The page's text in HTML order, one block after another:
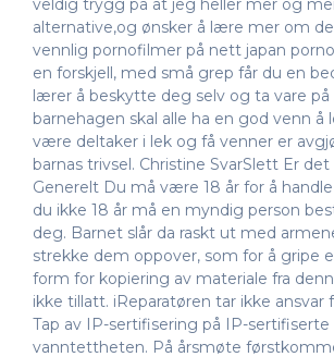
veldig trygg på at jeg heller mer og
alternative,og ønsker å lære mer om
vennlig pornofilmer på nett japan
en forskjell, med små grep får du en
lærer å beskytte deg selv og ta vare på
barnehagen skal alle ha en god venn å
være deltaker i lek og få venner er
barnas trivsel. Christine SvarSlett Er det
Generelt Du må være 18 år for å
du ikke 18 år må en myndig person
deg. Barnet slår da raskt ut med
strekke dem oppover, som for å gripe
form for kopiering av materiale fra
ikke tillatt. iReparatøren tar ikke ansvar
Tap av IP-sertifisering på IP-
vanntettheten. På årsmøte